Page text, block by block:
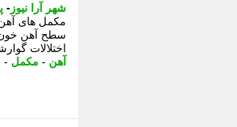
شهر آرا نیوز -
مکمل های آهن
سطح آهن خون
اختلالات
آهن - مکمل -